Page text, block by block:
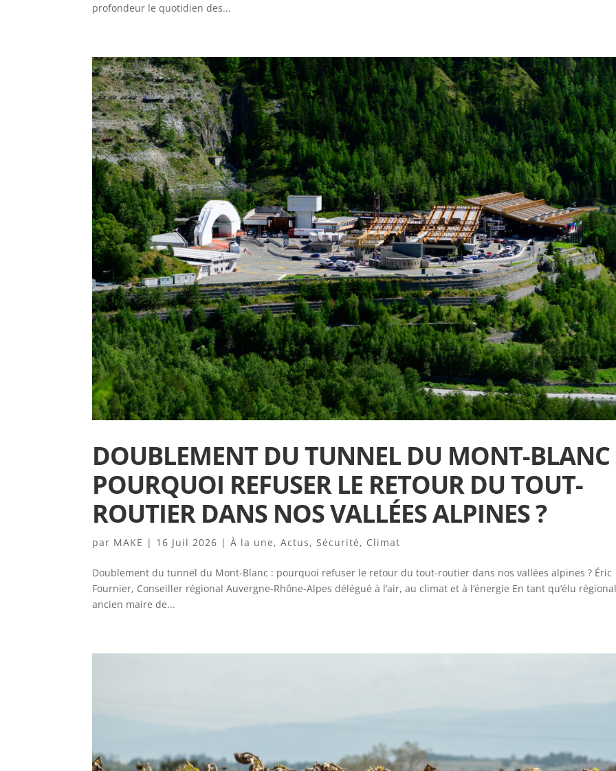
profondeur le quotidien des...
DOUBLEMENT DU TUNNEL DU MONT-BLANC
POURQUOI REFUSER LE RETOUR DU TOUT-
ROUTIER DANS NOS VALLÉES ALPINES ?
par MAKE | 16 Juil 2026 |À la une,Actus, Sécurité, Climat
Doublement du tunnel du Mont-Blanc : pourquoi refuser le retour du tout-routier dans nos vallées alpines ? Éric
Fournier, Conseiller régional Auvergne-Rhône-Alpes délégué à l’air, au climat et à l’énergie En tant qu’élu
ancien maire de...